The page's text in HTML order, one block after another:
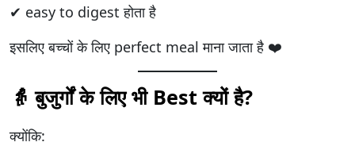
✔ easy to digest होता है
इसलिए बच्चों के लिए perfect meal माना जाता है ❤️
👵 बुजुर्गों के लिए भी Best क्यों है?
क्योंकि: